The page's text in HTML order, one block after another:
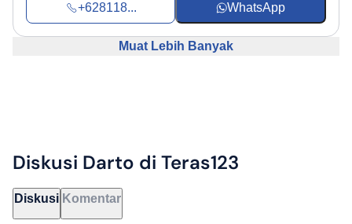
+628118... WhatsApp
Muat Lebih Banyak
Diskusi Darto di Teras123
Diskusi Komentar